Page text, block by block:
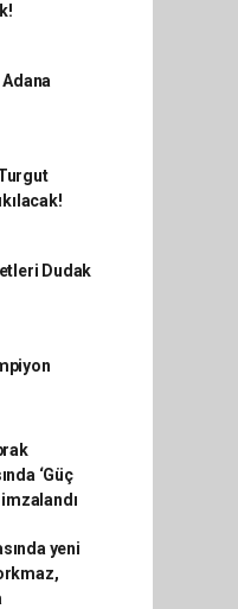
Dudak
‘Güç
imzalandı
yeni